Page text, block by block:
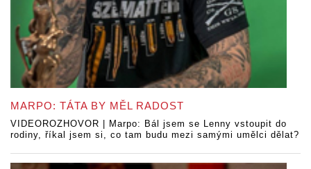
MARPO: TÁTA BY MĚL RADOST
VIDEOROZHOVOR | Marpo: Bál jsem se Lenny vstoupit do
rodiny, říkal jsem si, co tam budu mezi samými umělci dělat?